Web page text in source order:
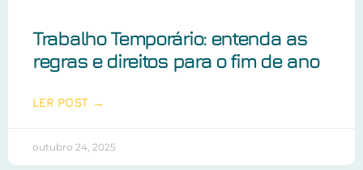
Trabalho Temporário: entenda as
regras e direitos para o fim de ano
LER POST →
outubro 24, 2025